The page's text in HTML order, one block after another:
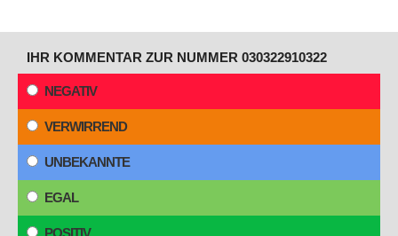
IHR KOMMENTAR ZUR NUMMER 030322910322
NEGATIV
VERWIRREND
UNBEKANNTE
EGAL
POSITIV